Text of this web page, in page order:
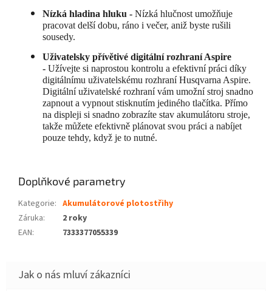
Nízká hladina hluku - Nízká hlučnost umožňuje
pracovat delší dobu, ráno i večer, aniž byste rušili
sousedy.
Uživatelsky přívětivé digitální rozhraní Aspire
- Užívejte si naprostou kontrolu a efektivní práci díky
digitálnímu uživatelskému rozhraní Husqvarna Aspire.
Digitální uživatelské rozhraní vám umožní stroj snadno
zapnout a vypnout stisknutím jediného tlačítka. Přímo
na displeji si snadno zobrazíte stav akumulátoru stroje,
takže můžete efektivně plánovat svou práci a nabíjet
pouze tehdy, když je to nutné.
Doplňkové parametry
Kategorie: Akumulátorové plotostřihy
Záruka:
2 roky
EAN: 7333377055339